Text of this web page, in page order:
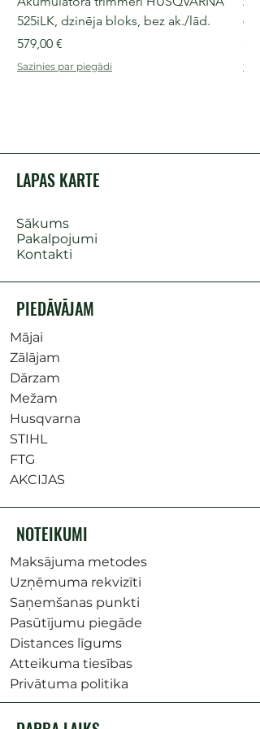
525iLK, dzinēja bloks, bez ak./lād.
Cena
579,00 €
Sazinies par piegādi
LAPAS KARTE
Sākums
Pakalpojumi
Kontakti
PIEDĀVĀJAM
Mājai
Zālājam
Dārzam
Mežam
Husqvarna
STIHL
FTG
AKCIJAS
NOTEIKUMI
Maksājuma metodes
Uzņēmuma rekvizīti
Saņemšanas punkti
Pasūtījumu piegāde
Distances līgums
Atteikuma tiesības
Privātuma politika